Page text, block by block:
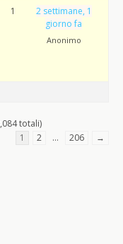
1
2 settimane, 1
giorno fa
Anonimo
totali)
1
2 … 206 →